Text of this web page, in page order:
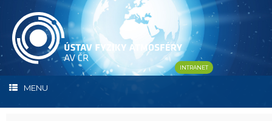
content
INTRANET
MENU